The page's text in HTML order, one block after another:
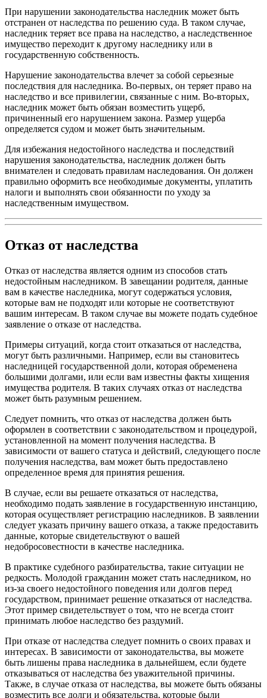
При нарушении законодательства наследник может быть
отстранен от наследства по решению суда. В таком случае,
наследник теряет все права на наследство, а наследственное
имущество переходит к другому наследнику или в
государственную собственность.
Нарушение законодательства влечет за собой серьезные
последствия для наследника. Во-первых, он теряет право на
наследство и все привилегии, связанные с ним. Во-вторых,
наследник может быть обязан возместить ущерб,
причиненный его нарушением закона. Размер ущерба
определяется судом и может быть значительным.
Для избежания недостойного наследства и последствий
нарушения законодательства, наследник должен быть
внимателен и следовать правилам наследования. Он должен
правильно оформить все необходимые документы, уплатить
налоги и выполнять свои обязанности по уходу за
наследственным имуществом.
Отказ от наследства
Отказ от наследства является одним из способов стать
недостойным наследником. В завещании родителя, данные
вам в качестве наследника, могут содержаться условия,
которые вам не подходят или которые не соответствуют
вашим интересам. В таком случае вы можете подать судебное
заявление о отказе от наследства.
Примеры ситуаций, когда стоит отказаться от наследства,
могут быть различными. Например, если вы становитесь
наследницей государственной доли, которая обременена
большими долгами, или если вам известны факты хищения
имущества родителя. В таких случаях отказ от наследства
может быть разумным решением.
Следует помнить, что отказ от наследства должен быть
оформлен в соответствии с законодательством и процедурой,
установленной на момент получения наследства. В
зависимости от вашего статуса и действий, следующего после
получения наследства, вам может быть предоставлено
определенное время для принятия решения.
В случае, если вы решаете отказаться от наследства,
необходимо подать заявление в государственную инстанцию,
которая осуществляет регистрацию наследников. В заявлении
следует указать причину вашего отказа, а также предоставить
данные, которые свидетельствуют о вашей
недобросовестности в качестве наследника.
В практике судебного разбирательства, такие ситуации не
редкость. Молодой гражданин может стать наследником, но
из-за своего недостойного поведения или долгов перед
государством, принимает решение отказаться от наследства.
Этот пример свидетельствует о том, что не всегда стоит
принимать любое наследство без раздумий.
При отказе от наследства следует помнить о своих правах и
интересах. В зависимости от законодательства, вы можете
быть лишены права наследника в дальнейшем, если будете
отказываться от наследства без уважительной причины.
Также, в случае отказа от наследства, вы можете быть обязаны
возместить все долги и обязательства, которые были